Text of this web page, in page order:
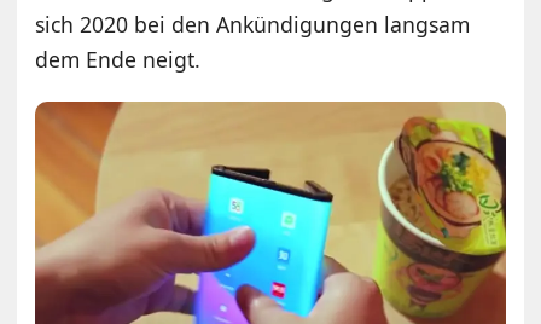
sich 2020 bei den Ankündigungen langsam
dem Ende neigt.